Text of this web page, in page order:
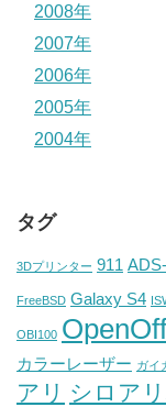
2008年
2007年
2006年
2005年
2004年
タグ
3Dプリンター 911
FreeBSD Galaxy S4
OBI100
カラーレーザー ガイ
アリ シロア